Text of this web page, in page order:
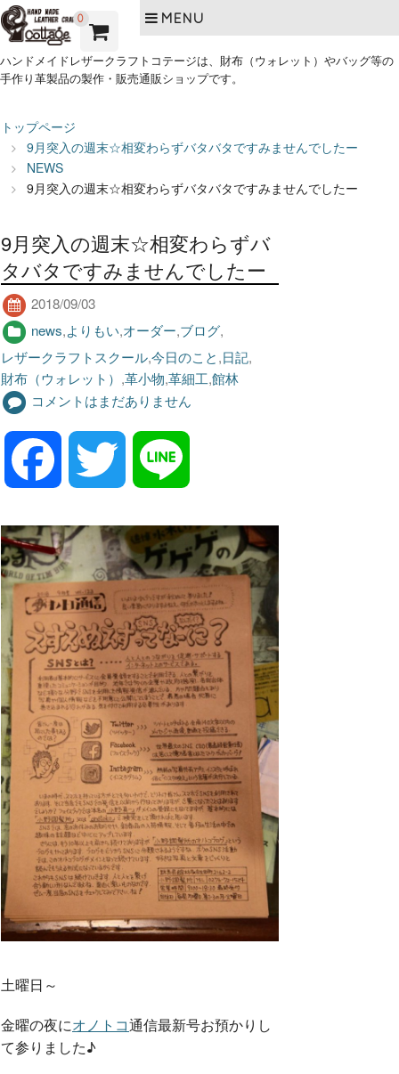
0 MENU
ハンドメイドレザークラフトコテージは、財布（ウォレット）やバッグ等の
手作り革製品の製作・販売通販ショップです。
トップページ
9月突入の週末☆相変わらずバタバタですみませんでしたー
NEWS
9月突入の週末☆相変わらずバタバタですみませんでしたー
9月突入の週末☆相変わらずバ
タバタですみませんでしたー
2018/09/03
news,よりもい,オーダー,ブログ,
レザークラフトスクール,今日のこと,日記,
財布（ウォレット） ,革小物,革細工,館林
コメントはまだありません
c
e
b
o
o
k
i
t
t
e
r
n
e
土曜日～
金曜の夜にオノトコ通信最新号お預かりし
て参りました♪